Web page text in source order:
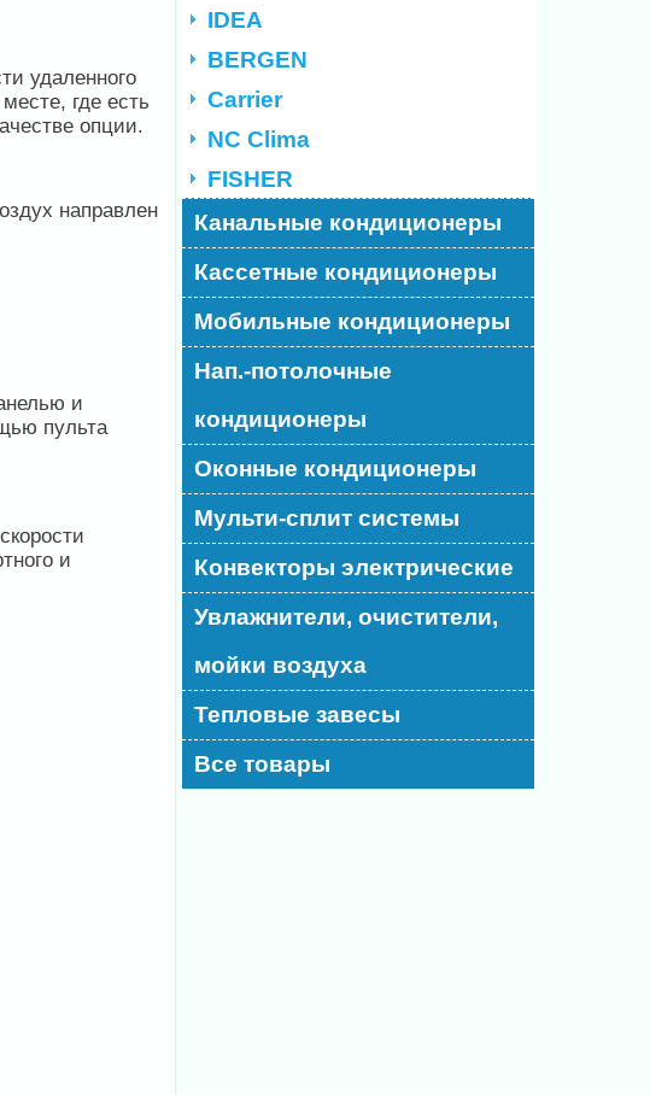
удаленного
где есть
опции.
направлен
и
пульта
и
IDEA
BERGEN
Carrier
NC Clima
FISHER
Канальные кондиционеры
Кассетные кондиционеры
Мобильные кондиционеры
Нап.-потолочные
кондиционеры
Оконные кондиционеры
Мульти-сплит системы
Конвекторы электрические
Увлажнители, очистители,
мойки воздуха
Тепловые завесы
Все товары